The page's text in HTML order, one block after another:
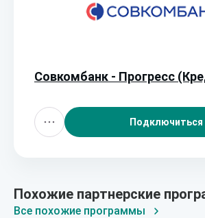
Совкомбанк - Прогресс
Подключиться
Похожие партнерские
Все похожие программы